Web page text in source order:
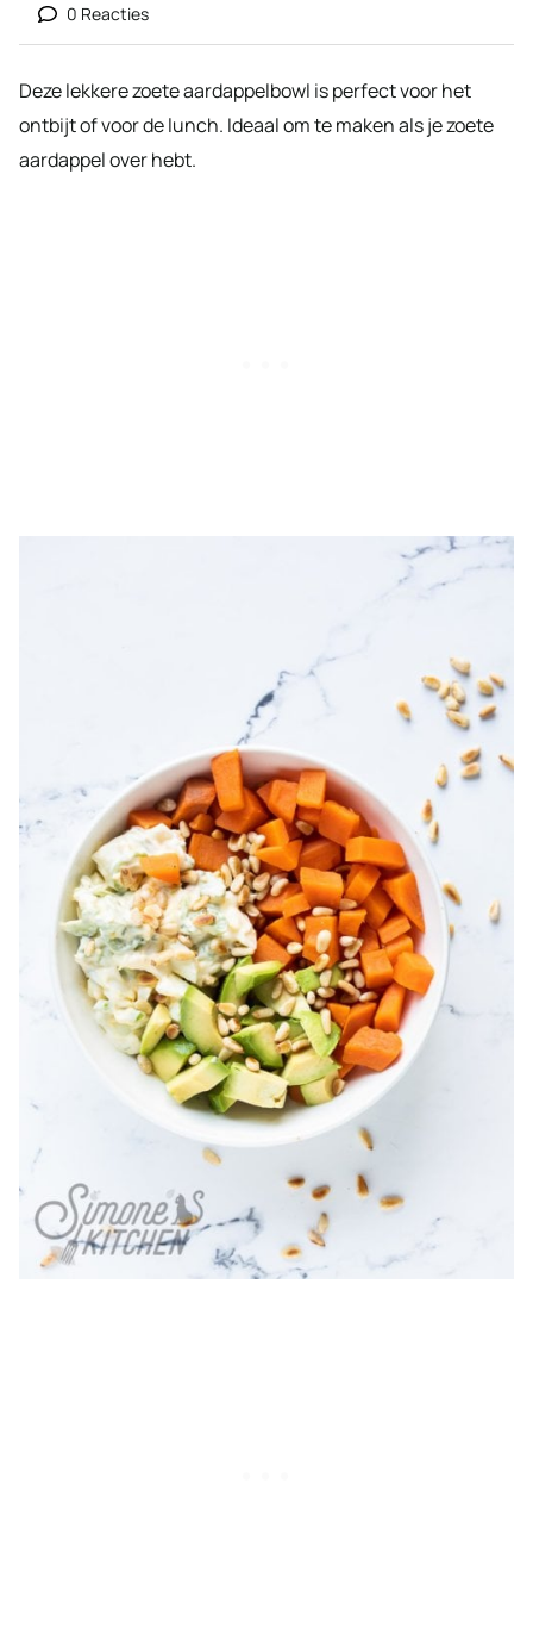
0 Reacties
Deze lekkere zoete aardappelbowl is perfect voor het
ontbijt of voor de lunch. Ideaal om te maken als je zoete
aardappel over hebt.